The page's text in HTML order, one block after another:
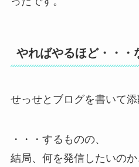
やればやるほど・・・
せっせとブログを書いて添
・・・するものの、
結局、何を発信したいのか